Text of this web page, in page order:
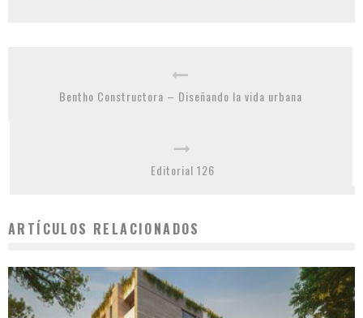
Bentho Constructora – Diseñando la vida urbana
Editorial 126
ARTÍCULOS RELACIONADOS